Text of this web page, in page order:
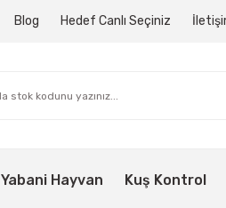
Blog Hedef Canlı Seçiniz
Yabani Hayvan Kuş Kontrol